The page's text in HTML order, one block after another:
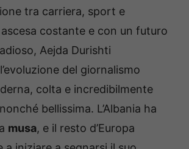
tra carriera, sport e
costante e con un futuro
Aejda Durishti
del giornalismo
colta e incredibilmente
bellissima. L’Albania ha
musa, e il resto d’Europa